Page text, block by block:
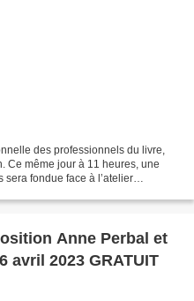
des professionnels du livre,
Ce même jour à 11 heures, une
sera fondue face à l’atelier
Anne Perbal et
avril 2023 GRATUIT